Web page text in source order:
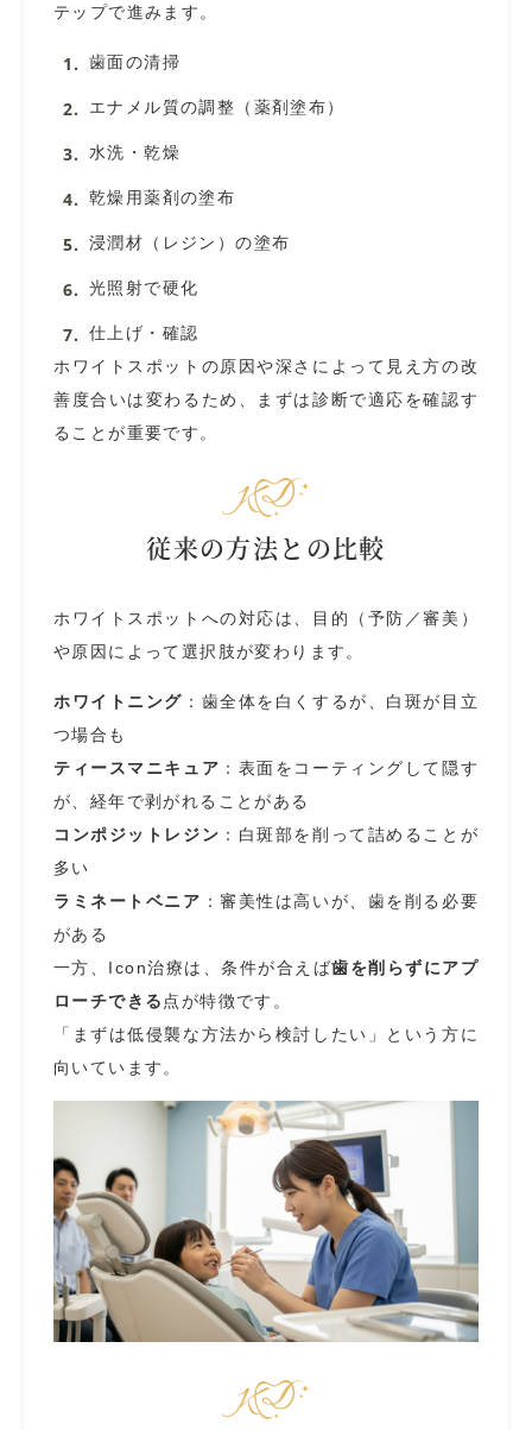
テップで進みます。
歯面の清掃
エナメル質の調整（薬剤塗布）
水洗・乾燥
乾燥用薬剤の塗布
浸潤材（レジン）の塗布
光照射で硬化
仕上げ・確認
ホワイトスポットの原因や深さによって見え方の改
善度合いは変わるため、まずは診断で適応を確認す
ることが重要です。
従来の方法との比較
ホワイトスポットへの対応は、目的（予防／審美）
や原因によって選択肢が変わります。
ホワイトニング ：歯全体を白くするが、白斑が目立
つ場合も
ティースマニキュア ：表面をコーティングして隠す
が、経年で剥がれることがある
コンポジットレジン ：白斑部を削って詰めることが
多い
ラミネートベニア ：審美性は高いが、歯を削る必要
がある
一方、Icon治療は、条件が合えば歯を削らずにアプ
ローチできる 点が特徴です。
「まずは低侵襲な方法から検討したい」という方に
向いています。